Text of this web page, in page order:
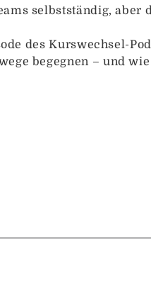
selbstständig, aber
des Kurswechsel-
begegnen – und